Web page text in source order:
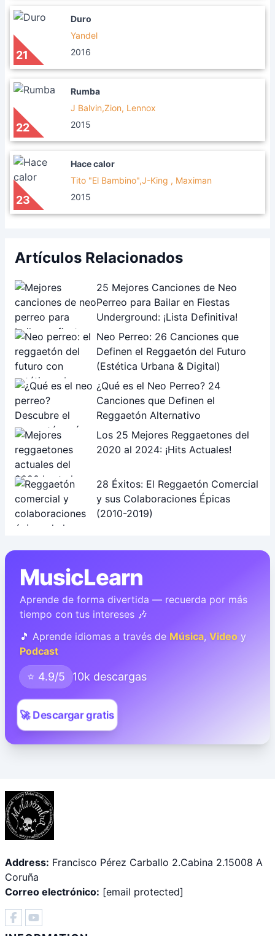
21
Duro
Yandel
2016
22
Rumba
J Balvin,Zion, Lennox
2015
23
Hace calor
Tito "El Bambino",J-King , Maximan
2015
Artículos Relacionados
25 Mejores Canciones de Neo
Perreo para Bailar en Fiestas
Underground: ¡Lista Definitiva!
Neo Perreo: 26 Canciones que
Definen el Reggaetón del Futuro
(Estética Urbana & Digital)
¿Qué es el Neo Perreo? 24
Canciones que Definen el
Reggaetón Alternativo
Los 25 Mejores Reggaetones del
2020 al 2024: ¡Hits Actuales!
28 Éxitos: El Reggaetón Comercial
y sus Colaboraciones Épicas
(2010-2019)
MusicLearn
Aprende de forma divertida — recuerda por más
tiempo con tus intereses 🎶
🎵 Aprende idiomas a través de Música, Video y
Podcast
⭐ 4.9/5 10k descargas
🚀 Descargar gratis
Address: Francisco Pérez Carballo 2.Cabina 2.15008 A
Coruña
Correo electrónico: [email protected]